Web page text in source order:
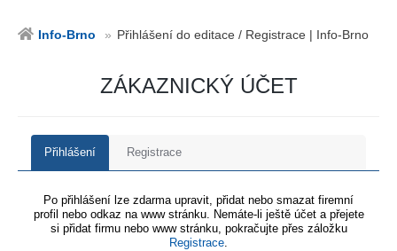
Info-Brno Přihlášení do editace / Registrace | Info-Brno
ZÁKAZNICKÝ ÚČET
Přihlášení Registrace
Po přihlášení lze zdarma upravit, přidat nebo smazat firemní
profil nebo odkaz na www stránku. Nemáte-li ještě účet a přejete
si přidat firmu nebo www stránku, pokračujte přes záložku
Registrace.